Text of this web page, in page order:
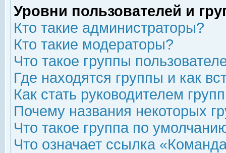
Уровни пользователей и
Кто такие администраторы?
Кто такие модераторы?
Что такое группы
Где находятся группы и как
Как стать руководителем
Почему названия некоторых
Что такое группа по
Что означает ссылка